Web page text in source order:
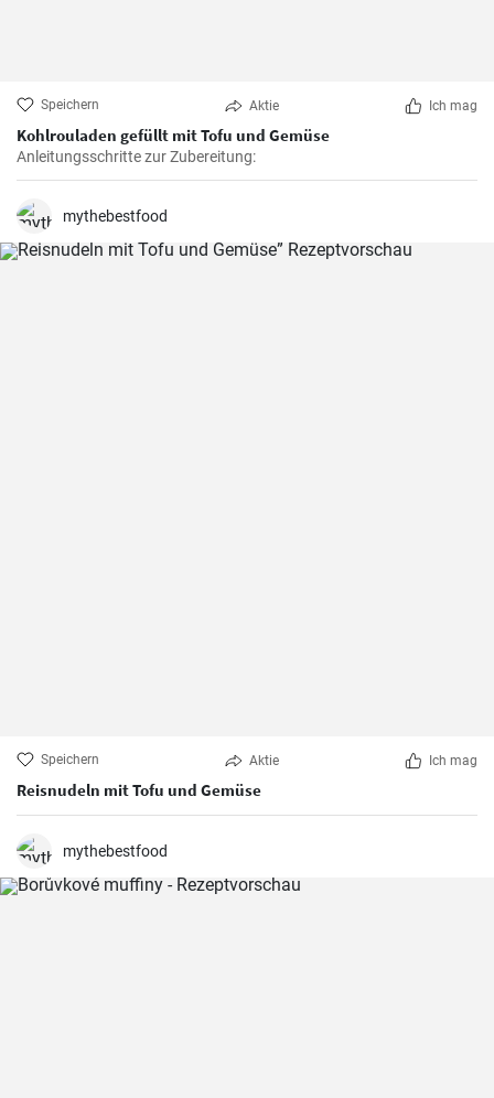
Speichern Aktie Ich mag
Kohlrouladen gefüllt mit Tofu und Gemüse
Anleitungsschritte zur Zubereitung:
mythebestfood
Speichern Aktie Ich mag
Reisnudeln mit Tofu und Gemüse
mythebestfood